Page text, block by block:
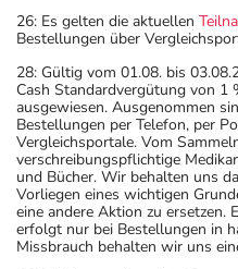
26: Es gelten die aktuellen
Bestellungen über
28: Gültig vom 01.08. bis
Cash Standardvergütung von
ausgewiesen. Ausgenommen
Bestellungen per Telefon, per
Vergleichsportale. Vom
verschreibungspflichtige
und Bücher. Wir behalten uns
Vorliegen eines wichtigen
eine andere Aktion zu ersetzen.
erfolgt nur bei Bestellungen in
Missbrauch behalten wir uns